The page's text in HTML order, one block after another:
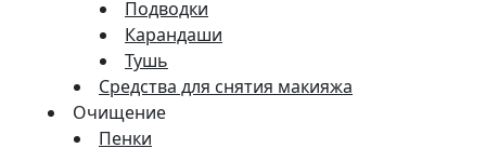
Подводки
Карандаши
Тушь
Средства для снятия макияжа
Очищение
Пенки